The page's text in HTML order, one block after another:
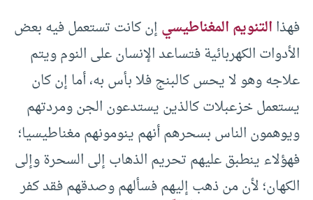
فهذاالتنويم المغناطيسيإن كانت تستعمل فيه بعض
الأدوات الكهربائية فتساعد الإنسان على النوم ويتم
علاجه وهو لا يحس كالبنج فلا بأس به، أما إن كان
يستعمل خزعبلات كالذين يستدعون الجن ومردتهم
ويوهمون الناس بسحرهم أنهم ينومونهم مغناطيسيا؛
فهؤلاء ينطبق عليهم تحريم الذهاب إلى السحرة وإلى
الكهان؛ لأن من ذهب إليهم فسألهم وصدقهم فقد كفر